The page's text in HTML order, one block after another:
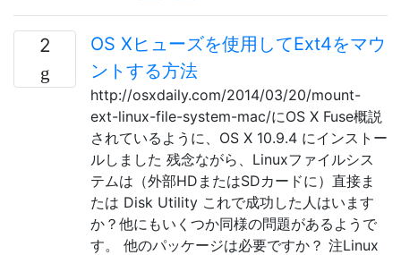
2
OS Xヒューズを使用してExt4をマウ
ントする方法
http://osxdaily.com/2014/03/20/mount-
ext-linux-file-system-mac/にOS X Fuse概説
されているように、OS X 10.9.4 にインストー
ルしました 残念ながら、Linuxファイルシス
テムは（外部HDまたはSDカードに）直接ま
たは Disk Utility これで成功した人はいます
か？他にもいくつか同様の問題があるようで
す。 他のパッケージは必要ですか？ 注Linux